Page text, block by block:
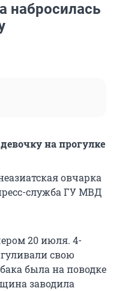
набросилась
на прогулке
овчарка
служба ГУ МВД
20 июля. 4-
свою
была на поводке
заводила